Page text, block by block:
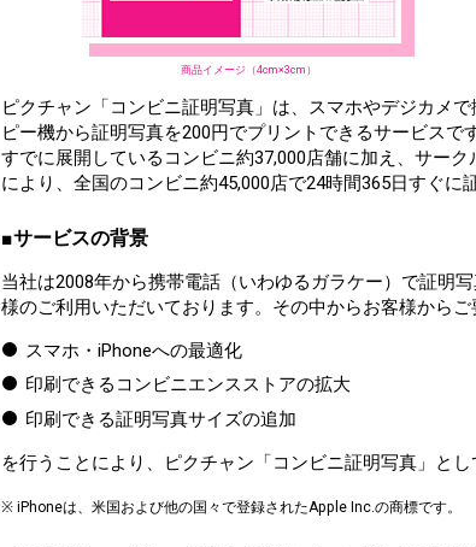
商品イメージ（4cm×3cm）
ピクチャン「コンビニ証明写真」は、スマホやデジカメ
ピー機から証明写真を200円でプリントできるサービスです
すでに展開しているコンビニ約37,000店舗に加え、サー
により、全国のコンビニ約45,000店で24時間365日すぐに
■サービスの背景
当社は2008年から携帯電話（いわゆるガラケー）で証明
様のご利用いただいております。その中からお客様からご
スマホ・iPhoneへの最適化
印刷できるコンビニエンスストアの拡大
印刷できる証明写真サイズの追加
を行うことにより、ピクチャン「コンビニ証明写真」とし
※ iPhoneは、米国および他の国々で登録されたApple Inc.の商標です。